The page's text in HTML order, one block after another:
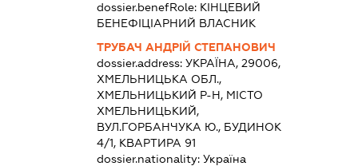
dossier.benefRole: КІНЦЕВИЙ
БЕНЕФІЦІАРНИЙ ВЛАСНИК
ТРУБАЧ АНДРІЙ СТЕПАНОВИЧ
dossier.address: УКРАЇНА, 29006,
ХМЕЛЬНИЦЬКА ОБЛ.,
ХМЕЛЬНИЦЬКИЙ Р-Н, МІСТО
ХМЕЛЬНИЦЬКИЙ,
ВУЛ.ГОРБАНЧУКА Ю., БУДИНОК
4/1, КВАРТИРА 91
dossier.nationality: Україна